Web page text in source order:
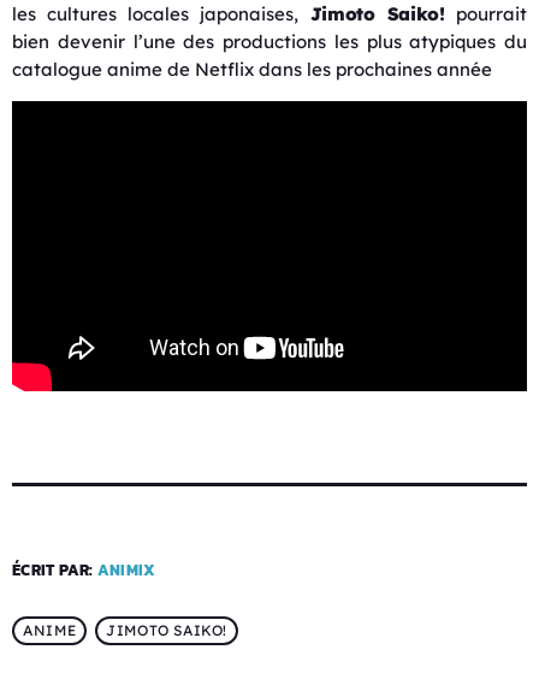
les cultures locales japonaises, Jimoto Saiko! pourrait
bien devenir l’une des productions les plus atypiques du
catalogue anime de Netflix dans les prochaines année
ÉCRIT PAR: ANIMIX
ANIME JIMOTO SAIKO!